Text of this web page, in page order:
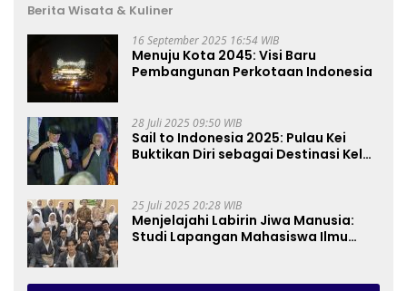
Berita Wisata & Kuliner
16 September 2025 16:54 WIB
Menuju Kota 2045: Visi Baru
Pembangunan Perkotaan Indonesia
28 Juli 2025 09:50 WIB
Sail to Indonesia 2025: Pulau Kei
Buktikan Diri sebagai Destinasi Kelas
25 Juli 2025 20:28 WIB
Menjelajahi Labirin Jiwa Manusia:
Studi Lapangan Mahasiswa Ilmu